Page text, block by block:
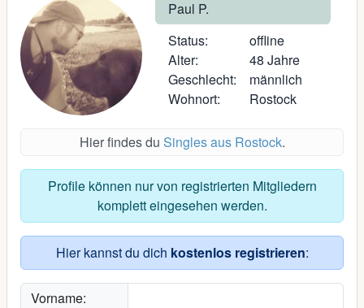
Paul P.
Status:
offline
Alter:
48 Jahre
Geschlecht:
männlich
Wohnort:
Rostock
Hier findes du Singles aus Rostock.
Profile können nur von registrierten Mitgliedern
komplett eingesehen werden.
Hier kannst du dich kostenlos registrieren:
Vorname: